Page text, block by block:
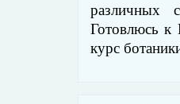
различных
Готовлюсь
курс